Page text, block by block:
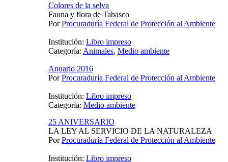
Colores de la selva
Fauna y flora de Tabasco
PorProcuraduría Federal de Protección al Ambiente
Institución: Libro impreso
Categoría: Animales, Medio ambiente
Anuario 2016
PorProcuraduría Federal de Protección al Ambiente
Institución: Libro impreso
Categoría: Medio ambiente
25 ANIVERSARIO
LA LEY AL SERVICIO DE LA NATURALEZA
PorProcuraduría Federal de Protección al Ambiente
Institución: Libro impreso